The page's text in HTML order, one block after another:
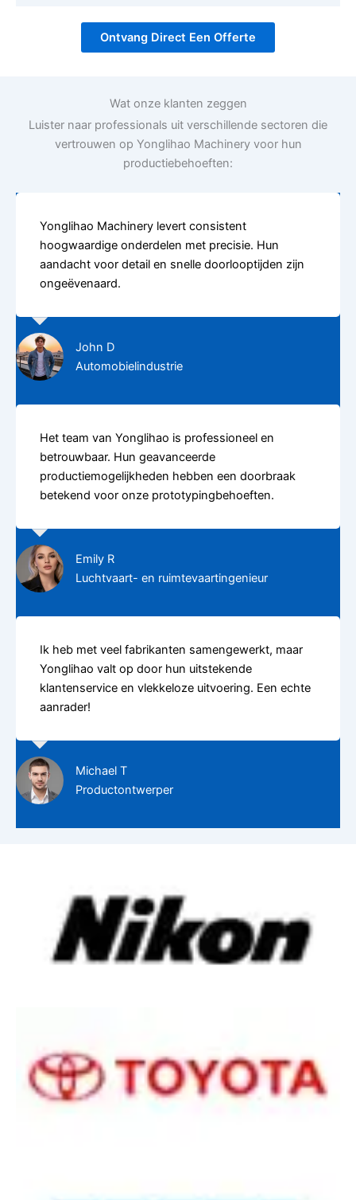
Ontvang Direct Een Offerte
Wat onze klanten zeggen
Luister naar professionals uit verschillende sectoren die
vertrouwen op Yonglihao Machinery voor hun
productiebehoeften:
Yonglihao Machinery levert consistent
hoogwaardige onderdelen met precisie. Hun
aandacht voor detail en snelle doorlooptijden zijn
ongeëvenaard.
John D
Automobielindustrie
Het team van Yonglihao is professioneel en
betrouwbaar. Hun geavanceerde
productiemogelijkheden hebben een doorbraak
betekend voor onze prototypingbehoeften.
Emily R
Luchtvaart- en ruimtevaartingenieur
Ik heb met veel fabrikanten samengewerkt, maar
Yonglihao valt op door hun uitstekende
klantenservice en vlekkeloze uitvoering. Een echte
aanrader!
Michael T
Productontwerper